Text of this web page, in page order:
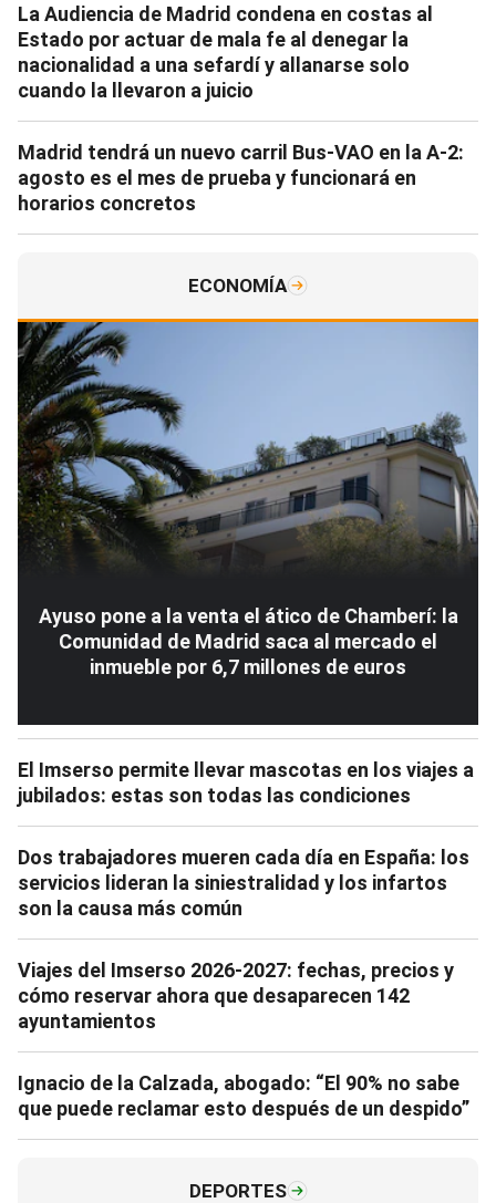
La Audiencia de Madrid condena en costas al
Estado por actuar de mala fe al denegar la
nacionalidad a una sefardí y allanarse solo
cuando la llevaron a juicio
Madrid tendrá un nuevo carril Bus-VAO en la A-2:
agosto es el mes de prueba y funcionará en
horarios concretos
ECONOMÍA
Ayuso pone a la venta el ático de Chamberí: la
Comunidad de Madrid saca al mercado el
inmueble por 6,7 millones de euros
El Imserso permite llevar mascotas en los viajes a
jubilados: estas son todas las condiciones
Dos trabajadores mueren cada día en España: los
servicios lideran la siniestralidad y los infartos
son la causa más común
Viajes del Imserso 2026-2027: fechas, precios y
cómo reservar ahora que desaparecen 142
ayuntamientos
Ignacio de la Calzada, abogado: “El 90% no sabe
que puede reclamar esto después de un despido”
DEPORTES